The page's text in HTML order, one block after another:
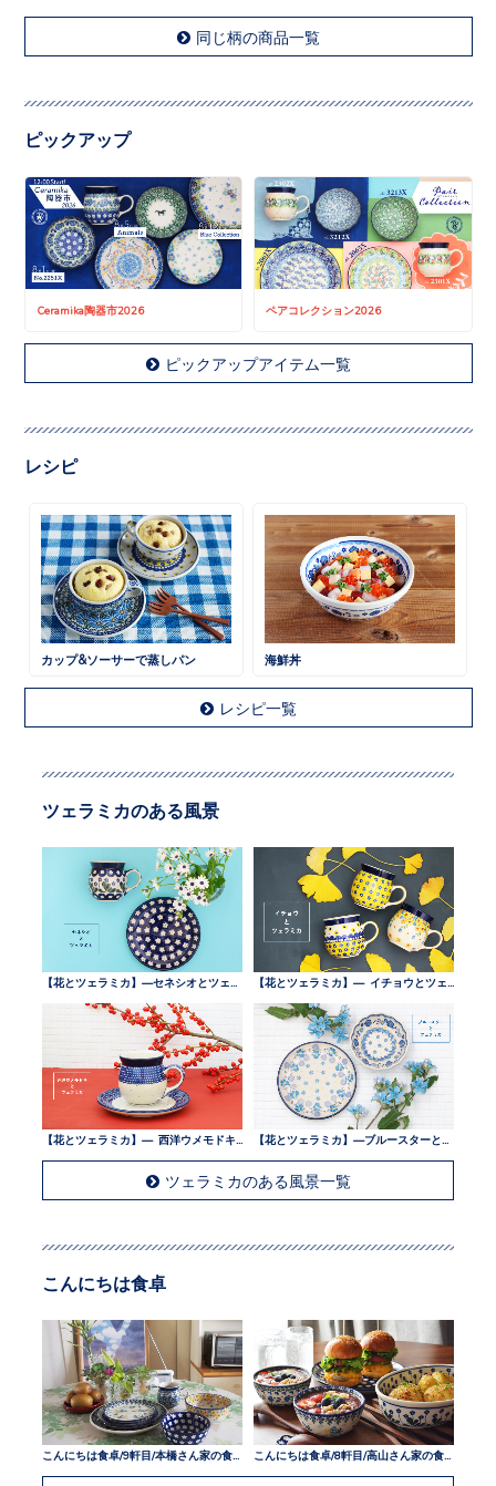
同じ柄の商品一覧
ピックアップ
Ceramika陶器市2026 ペアコレクション2026
ピックアップアイテム一覧
レシピ
カップ&ソーサーで蒸しパン 海鮮丼
レシピ一覧
ツェラミカのある風景
ツェラミカのある風景一覧
こんにちは食卓
こんにちは食卓/9軒目/本橋さん家の食卓